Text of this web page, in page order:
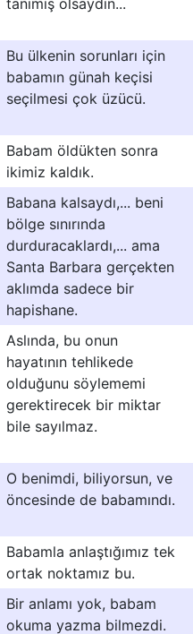
tanımış olsaydın...
Bu ülkenin sorunları için
babamın günah keçisi
seçilmesi çok üzücü.
Babam öldükten sonra
ikimiz kaldık.
Babana kalsaydı,... beni
bölge sınırında
durduracaklardı,... ama
Santa Barbara gerçekten
aklımda sadece bir
hapishane.
Aslında, bu onun
hayatının tehlikede
olduğunu söylememi
gerektirecek bir miktar
bile sayılmaz.
O benimdi, biliyorsun, ve
öncesinde de babamındı.
Babamla anlaştığımız tek
ortak noktamız bu.
Bir anlamı yok, babam
okuma yazma bilmezdi.